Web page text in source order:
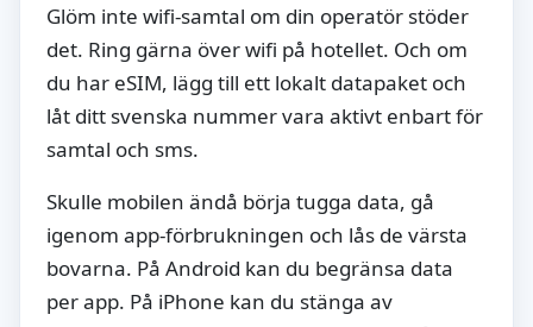
Glöm inte wifi-samtal om din operatör stöder
det. Ring gärna över wifi på hotellet. Och om
du har eSIM, lägg till ett lokalt datapaket och
låt ditt svenska nummer vara aktivt enbart för
samtal och sms.
Skulle mobilen ändå börja tugga data, gå
igenom app-förbrukningen och lås de värsta
bovarna. På Android kan du begränsa data
per app. På iPhone kan du stänga av